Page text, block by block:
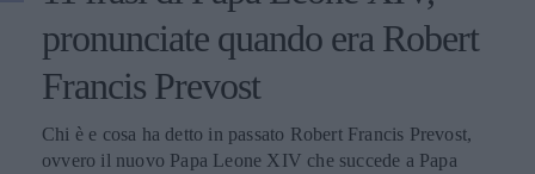
pronunciate quando era Robert
Francis Prevost
Chi è e cosa ha detto in passato Robert Francis Prevost,
ovvero il nuovo Papa Leone XIV che succede a Papa